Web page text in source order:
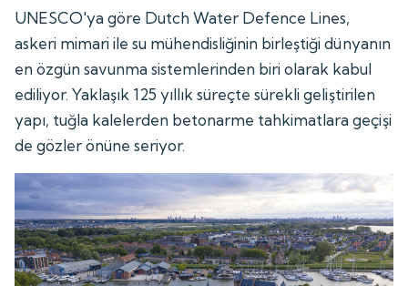
UNESCO'ya göre Dutch Water Defence Lines,
askeri mimari ile su mühendisliğinin birleştiği dünyanın
en özgün savunma sistemlerinden biri olarak kabul
ediliyor. Yaklaşık 125 yıllık süreçte sürekli geliştirilen
yapı, tuğla kalelerden betonarme tahkimatlara geçişi
de gözler önüne seriyor.